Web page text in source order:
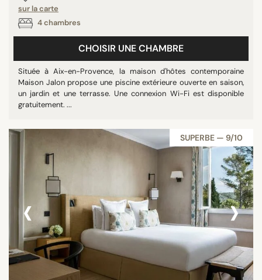
sur la carte
4 chambres
CHOISIR UNE CHAMBRE
Située à Aix-en-Provence, la maison d'hôtes contemporaine
Maison Jalon propose une piscine extérieure ouverte en saison,
un jardin et une terrasse. Une connexion Wi-Fi est disponible
gratuitement. ...
SUPERBE — 9/10
‹ ›